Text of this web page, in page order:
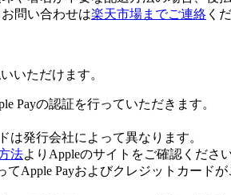
問い合わせは楽天市場までご連絡 く
いただけます。
Payの認証を行っていただきます。
は発行会社によって異なります。
法よりAppleのサイトをご確認ください
てApple Payおよびクレジットカード